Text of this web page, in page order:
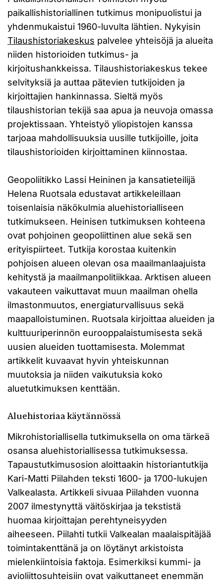
paikallishistoriallinen tutkimus monipuolistui ja
yhdenmukaistui 1960-luvulta lähtien. Nykyisin
Tilaushistoriakeskus palvelee yhteisöjä ja alueita
niiden historioiden tutkimus- ja
kirjoitushankkeissa. Tilaushistoriakeskus tekee
selvityksiä ja auttaa pätevien tutkijoiden ja
kirjoittajien hankinnassa. Sieltä myös
tilaushistorian tekijä saa apua ja neuvoja omassa
projektissaan. Yhteistyö yliopistojen kanssa
tarjoaa mahdollisuuksia uusille tutkijoille, joita
tilaushistorioiden kirjoittaminen kiinnostaa.
Geopoliitikko Lassi Heininen ja kansatieteilijä
Helena Ruotsala edustavat artikkeleillaan
toisenlaisia näkökulmia aluehistorialliseen
tutkimukseen. Heinisen tutkimuksen kohteena
ovat pohjoinen geopoliittinen alue sekä sen
erityispiirteet. Tutkija korostaa kuitenkin
pohjoisen alueen olevan osa maailmanlaajuista
kehitystä ja maailmanpolitiikkaa. Arktisen alueen
vakauteen vaikuttavat muun maailman ohella
ilmastonmuutos, energiaturvallisuus sekä
maapalloistuminen. Ruotsala kirjoittaa alueiden ja
kulttuuriperinnön eurooppalaistumisesta sekä
uusien alueiden tuottamisesta. Molemmat
artikkelit kuvaavat hyvin yhteiskunnan
muutoksia ja niiden vaikutuksia koko
aluetutkimuksen kenttään.
Aluehistoriaa käytännössä
Mikrohistoriallisella tutkimuksella on oma tärkeä
osansa aluehistoriallisessa tutkimuksessa.
Tapaustutkimusosion aloittaakin historiantutkija
Kari-Matti Piilahden teksti 1600- ja 1700-lukujen
Valkealasta. Artikkeli sivuaa Piilahden vuonna
2007 ilmestynyttä väitöskirjaa ja tekstistä
huomaa kirjoittajan perehtyneisyyden
aiheeseen. Piilahti tutkii Valkealan maalaispitäjää
toimintakenttänä ja on löytänyt arkistoista
mielenkiintoisia faktoja. Esimerkiksi kummi- ja
avioliittosuhteisiin ovat vaikuttaneet enemmän